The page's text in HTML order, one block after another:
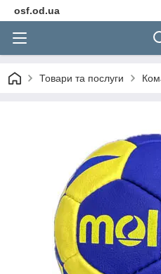
osf.od.ua
Товари та послуги